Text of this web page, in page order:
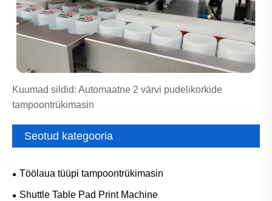
Kuumad sildid: Automaatne 2 värvi pudelikorkide
tampoontrükimasin
Seotud kategooria
Töölaua tüüpi tampoontrükimasin
Shuttle Table Pad Print Machine